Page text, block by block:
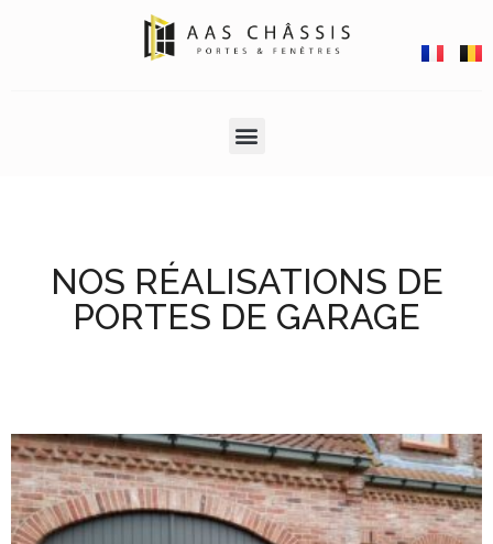
NOS RÉALISATIONS DE
PORTES DE GARAGE